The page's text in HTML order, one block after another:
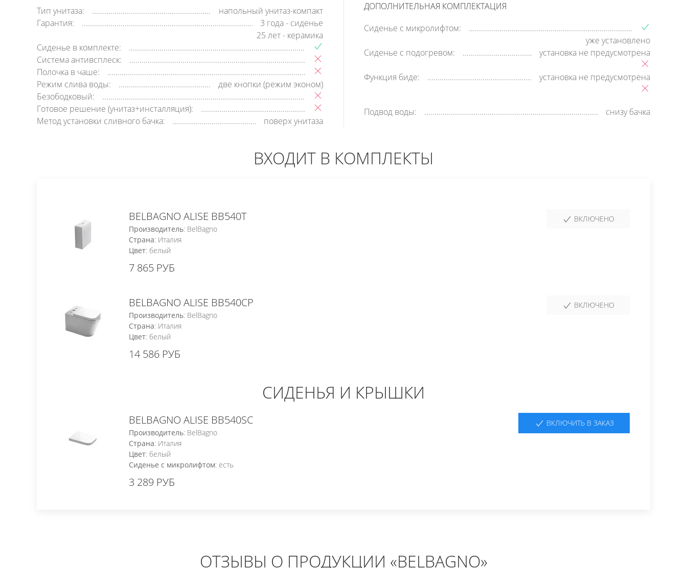
Тип унитаза:
напольный унитаз-компакт
Гарантия:
3 года - сиденье
25 лет - керамика
Сиденье в комплекте:
Система антивсплеск:
Полочка в чаше:
Режим слива воды:
две кнопки (режим эконом)
Безободковый:
Готовое решение (унитаз+инсталляция):
Метод установки сливного бачка:
поверх унитаза
ДОПОЛНИТЕЛЬНАЯ КОМПЛЕКТАЦИЯ
Сиденье с микролифтом:
уже установлено
Сиденье с подогревом:
установка не предусмотрена
Функция биде: установка не предусмотрена
Подвод воды: снизу бачка
ВХОДИТ В КОМПЛЕКТЫ
BELBAGNO ALISE BB540T
Производитель: BelBagno
Страна: Италия
Цвет: белый
7 865 РУБ
ВКЛЮЧЕНО
BELBAGNO ALISE BB540CP
Производитель: BelBagno
Страна: Италия
Цвет: белый
14 586 РУБ
ВКЛЮЧЕНО
СИДЕНЬЯ И КРЫШКИ
BELBAGNO ALISE BB540SC
Производитель: BelBagno
Страна: Италия
Цвет: белый
Сиденье с микролифтом: есть
3 289 РУБ
ВКЛЮЧИТЬ В ЗАКАЗ
ОТЗЫВЫ О ПРОДУКЦИИ «BELBAGNO»